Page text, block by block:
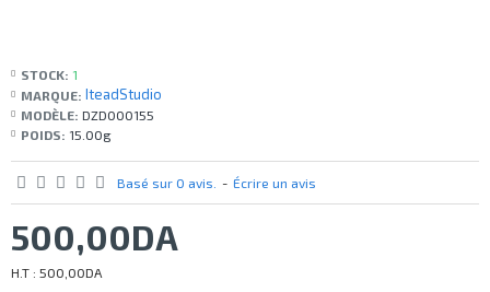
STOCK: 1
MARQUE: IteadStudio
MODÈLE: DZD000155
POIDS: 15.00g
Basé sur 0 avis. - Écrire un avis
500,00DA
H.T : 500,00DA